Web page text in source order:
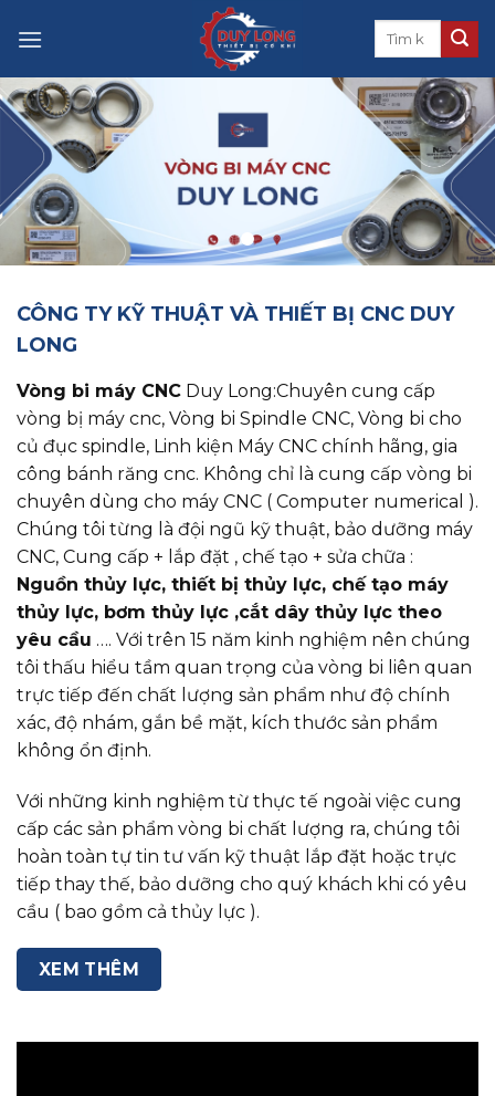
CÔNG TY KỸ THUẬT VÀ THIẾT BỊ CNC DUY
LONG
Vòng bi máy CNC Duy Long:Chuyên cung cấp
vòng bị máy cnc, ​​​​​​​Vòng bi Spindle CNC, Vòng bi cho
củ đục spindle, Linh kiện Máy CNC chính hãng, gia
công bánh răng cnc. Không chỉ là cung cấp vòng bi
chuyên dùng cho máy CNC ( Computer numerical ).
Chúng tôi từng là đội ngũ kỹ thuật, bảo dưỡng máy
CNC, Cung cấp + lắp đặt , chế tạo + sửa chữa :
Nguồn thủy lực, thiết bị thủy lực, chế tạo máy
thủy lực, bơm thủy lực ,cắt dây thủy lực theo
yêu cầu …. Với trên 15 năm kinh nghiệm nên chúng
tôi thấu hiểu tầm quan trọng của vòng bi liên quan
trực tiếp đến chất lượng sản phẩm như độ chính
xác, độ nhám, gắn bề mặt, kích thước sản phẩm
không ổn định.
Với những kinh nghiệm từ thực tế ngoài việc cung
cấp các sản phẩm vòng bi chất lượng ra, chúng tôi
hoàn toàn tự tin tư vấn kỹ thuật lắp đặt hoặc trực
tiếp thay thế, bảo dưỡng cho quý khách khi có yêu
cầu ( bao gồm cả thủy lực ).
XEM THÊM